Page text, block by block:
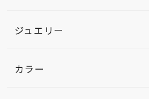
ジュエリー
カラー